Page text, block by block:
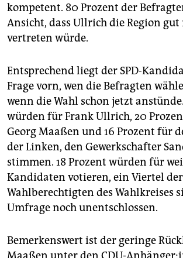
kompetent. 80 Prozent der
Ansicht, dass Ullrich die Region
vertreten würde.
Entsprechend liegt der SPD-
Frage vorn, wen die Befragten
wenn die Wahl schon jetzt
würden für Frank Ullrich, 20
Georg Maaßen und 16 Prozent für
der Linken, den Gewerkschafter
stimmen. 18 Prozent würden für
Kandidaten votieren, ein Viertel der
Wahlberechtigten des Wahlkreises
Umfrage noch unentschlossen.
Bemerkenswert ist der geringe